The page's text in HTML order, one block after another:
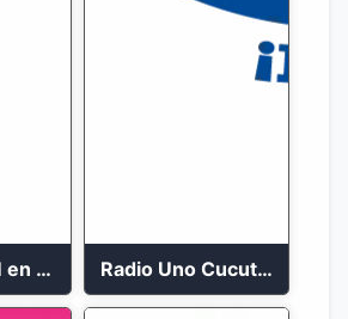
Rumbera FM en vivo 24/7 Radio Uno Cucuta 91.7 FM